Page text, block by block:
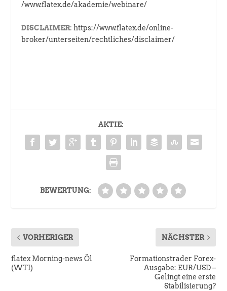
/www.flatex.de/akademie/webinare/
DISCLAIMER: https://www.flatex.de/online-
broker/unterseiten/rechtliches/disclaimer/
AKTIE:
BEWERTUNG:
VORHERIGER
flatex Morning-news Öl
(WTI)
NÄCHSTER
Formationstrader Forex-
Ausgabe: EUR/USD –
Gelingt eine erste
Stabilisierung?